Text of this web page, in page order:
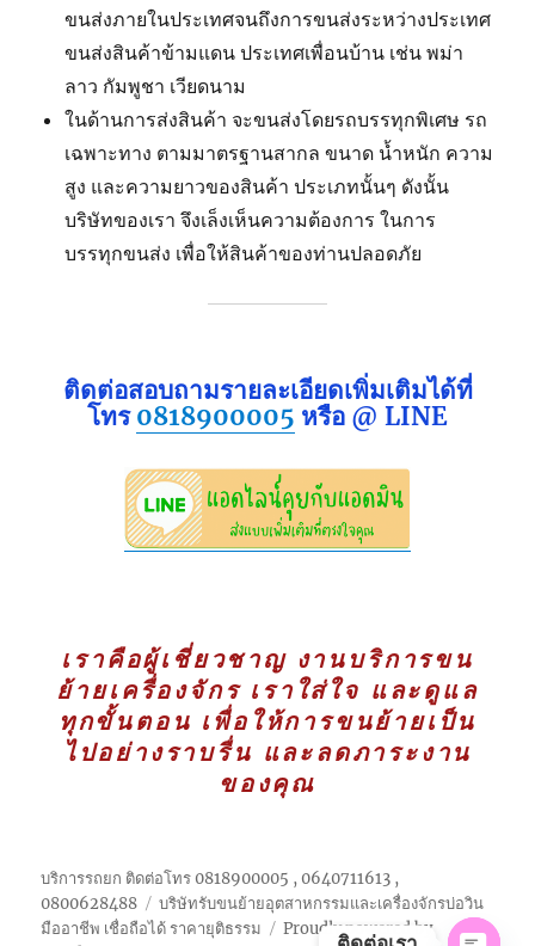
ขนส่งภายในประเทศจนถึงการขนส่งระหว่างประเทศ
ขนส่งสินค้าข้ามแดน ประเทศเพื่อนบ้าน เช่น พม่า
ลาว กัมพูชา เวียดนาม
ในด้านการส่งสินค้า จะขนส่งโดยรถบรรทุกพิเศษ รถ
เฉพาะทาง ตามมาตรฐานสากล ขนาด น้ำหนัก ความ
สูง และความยาวของสินค้า ประเภทนั้นๆ ดังนั้น
บริษัทของเรา จึงเล็งเห็นความต้องการ ในการ
บรรทุกขนส่ง เพื่อให้สินค้าของท่านปลอดภัย
ติดต่อสอบถามรายละเอียดเพิ่มเติมได้ที่
โทร0818900005 หรือ @ LINE
เราคือผู้เชี่ยวชาญ งานบริการขน
ย้ายเครื่องจักร เราใส่ใจ และดูแล
ทุกขั้นตอน เพื่อให้การขนย้ายเป็น
ไปอย่างราบรื่น และลดภาระงาน
ของคุณ
บริการรถยก ติดต่อโทร 0818900005 , 0640711613 ,
0800628488
บริษัทรับขนย้ายอุตสาหกรรมและเครื่องจักรบ่อวิน
มืออาชีพ เชื่อถือได้ ราคายุติธรรม
Proudly powered by